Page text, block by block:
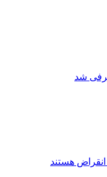
شد
هستند